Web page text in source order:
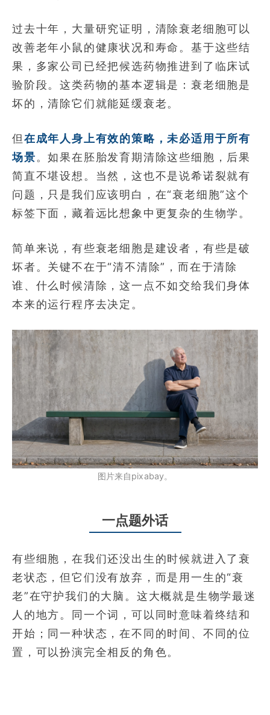
过去十年，大量研究证明，清除衰老细胞可以
改善老年小鼠的健康状况和寿命。基于这些结
果，多家公司已经把候选药物推进到了临床试
验阶段。这类药物的基本逻辑是：衰老细胞是
坏的，清除它们就能延缓衰老。
但在成年人身上有效的策略，未必适用于所有
场景。如果在胚胎发育期清除这些细胞，后果
简直不堪设想。当然，这也不是说希诺裂就有
问题，只是我们应该明白，在“衰老细胞”这个
标签下面，藏着远比想象中更复杂的生物学。
简单来说，有些衰老细胞是建设者，有些是破
坏者。关键不在于“清不清除”，而在于清除
谁、什么时候清除，这一点不如交给我们身体
本来的运行程序去决定。
图片来自pixabay。
一点题外话
有些细胞，在我们还没出生的时候就进入了衰
老状态，但它们没有放弃，而是用一生的“衰
老”在守护我们的大脑。这大概就是生物学最迷
人的地方。同一个词，可以同时意味着终结和
开始；同一种状态，在不同的时间、不同的位
置，可以扮演完全相反的角色。